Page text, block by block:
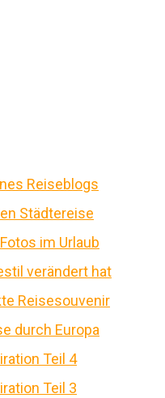
Reiseblogs
Städtereise
im Urlaub
verändert hat
Reisesouvenir
durch Europa
Teil 4
Teil 3